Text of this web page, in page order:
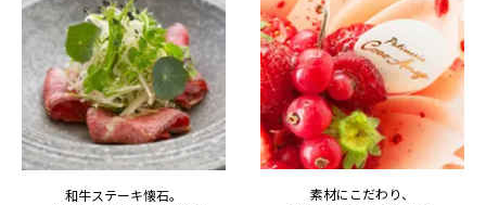
和牛ステーキ懐石。
素材にこだわり、